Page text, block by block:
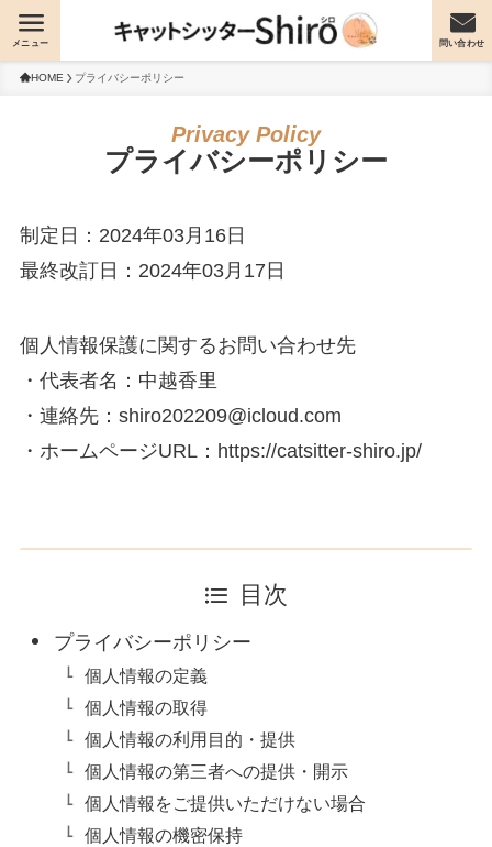
問い合わせ
メニュー
HOME プライバシーポリシー
プライバシーポリシー
制定日：2024年03月16日
最終改訂日：2024年03月17日
個人情報保護に関するお問い合わせ先
・代表者名：中越香里
・連絡先：shiro202209@icloud.com
・ホームページURL：https://catsitter-shiro.jp/
目次
プライバシーポリシー
個人情報の定義
個人情報の取得
個人情報の利用目的・提供
個人情報の第三者への提供・開示
個人情報をご提供いただけない場合
個人情報の機密保持